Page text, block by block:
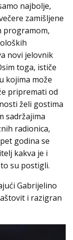
najbolje,
zamišljene
programom,
novi jelovnik
toga, ističe
kojima može
pripremati od
želi gostima
sadržajima
radionica,
godina se
kakva je i
su postigli.
Gabrijelino
i razigran